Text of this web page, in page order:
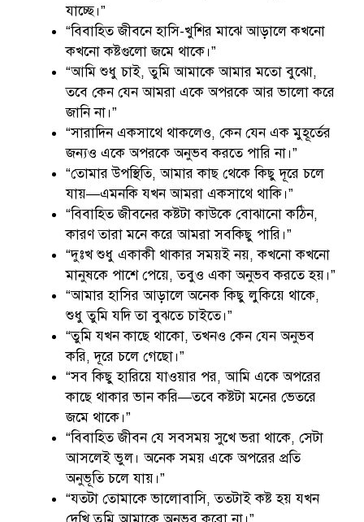
যাচ্ছে।”
“বিবাহিত জীবনে হাসি-খুশির মাঝে আড়ালে কখনো
কখনো কষ্টগুলো জমে থাকে।”
“আমি শুধু চাই, তুমি আমাকে আমার মতো বুঝো,
তবে কেন যেন আমরা একে অপরকে আর ভালো করে
জানি না।”
“সারাদিন একসাথে থাকলেও, কেন যেন এক মুহূর্তের
জন্যও একে অপরকে অনুভব করতে পারি না।”
“তোমার উপস্থিতি, আমার কাছ থেকে কিছু দূরে চলে
যায়—এমনকি যখন আমরা একসাথে থাকি।”
“বিবাহিত জীবনের কষ্টটা কাউকে বোঝানো কঠিন,
কারণ তারা মনে করে আমরা সবকিছু পারি।”
“দুঃখ শুধু একাকী থাকার সময়ই নয়, কখনো কখনো
মানুষকে পাশে পেয়ে, তবুও একা অনুভব করতে হয়।”
“আমার হাসির আড়ালে অনেক কিছু লুকিয়ে থাকে,
শুধু তুমি যদি তা বুঝতে চাইতে।”
“তুমি যখন কাছে থাকো, তখনও কেন যেন অনুভব
করি, দূরে চলে গেছো।”
“সব কিছু হারিয়ে যাওয়ার পর, আমি একে অপরের
কাছে থাকার ভান করি—তবে কষ্টটা মনের ভেতরে
জমে থাকে।”
“বিবাহিত জীবন যে সবসময় সুখে ভরা থাকে, সেটা
আসলেই ভুল। অনেক সময় একে অপরের প্রতি
অনুভূতি চলে যায়।”
“যতটা তোমাকে ভালোবাসি, ততটাই কষ্ট হয় যখন